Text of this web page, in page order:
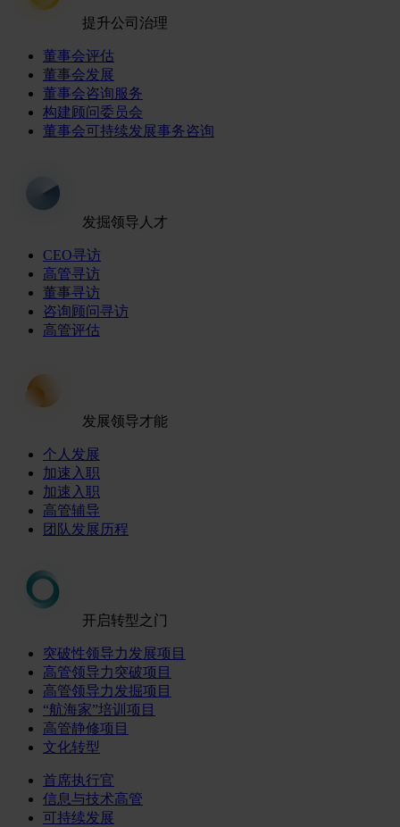
提升公司治理
董事会评估
董事会发展
董事会咨询服务
构建顾问委员会
董事会可持续发展事务咨询
发掘领导人才
CEO寻访
高管寻访
董事寻访
咨询顾问寻访
高管评估
发展领导才能
个人发展
加速入职
加速入职
高管辅导
团队发展历程
开启转型之门
突破性领导力发展项目
高管领导力突破项目
高管领导力发掘项目
“航海家”培训项目
高管静修项目
文化转型
首席执行官
信息与技术高管
可持续发展